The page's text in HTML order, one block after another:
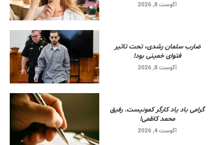
آگوست 8, 2026
ضارب سلمان رشدی، تحت تاثیر
فتوای خمینی بود!
آگوست 8, 2026
گرامی باد یاد کارگر کمونیست. رفیق
محمد کاظمی!
آگوست 4, 2026